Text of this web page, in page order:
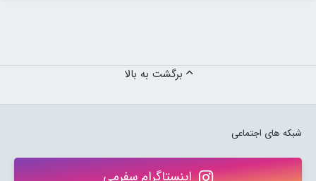
شبکه های اجتماعی
اینستاگرام سفرمی